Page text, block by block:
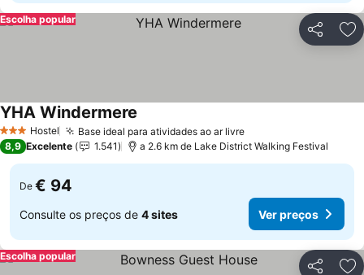
Partilhar
Escolha popular
3 EstrelasHostel Base ideal para atividades ao ar livreVer preços
YHA Windermere
8,9 Excelente 1.541 a 2.6 km de Lake District Walking Festival
De € 94
Consulte os preços de 4 sites Ver preços
Escolha popular